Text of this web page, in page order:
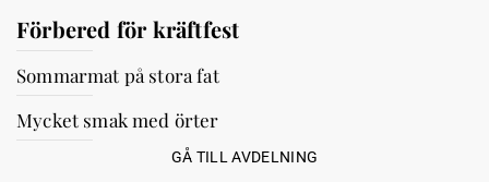
Förbered för kräftfest
Sommarmat på stora fat
Mycket smak med örter
GÅ TILL AVDELNING